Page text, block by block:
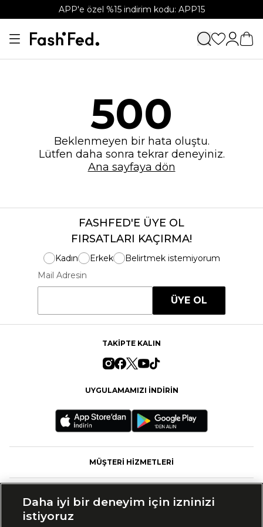
APP'e özel %15 indirim kodu: APP15
500
Beklenmeyen bir hata oluştu.
Lütfen daha sonra tekrar deneyiniz.
Ana sayfaya dön
FASHFED'E ÜYE OL
FIRSATLARI KAÇIRMA!
Kadın Erkek
Belirtmek istemiyorum
Mail Adresin
ÜYE OL
TAKİPTE KALIN
UYGULAMAMIZI İNDİRİN
MÜŞTERİ HİZMETLERİ
Daha iyi bir deneyim için izninizi
istiyoruz